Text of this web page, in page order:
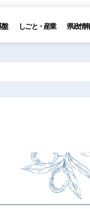
盤 しごと・産業 県政情